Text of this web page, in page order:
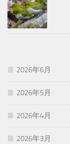
2026年6月
2026年5月
2026年4月
2026年3月